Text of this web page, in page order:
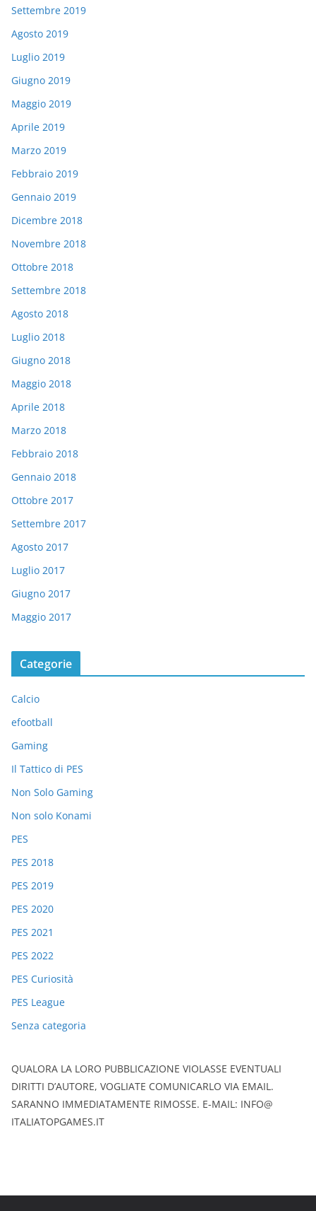
Settembre 2019
Agosto 2019
Luglio 2019
Giugno 2019
Maggio 2019
Aprile 2019
Marzo 2019
Febbraio 2019
Gennaio 2019
Dicembre 2018
Novembre 2018
Ottobre 2018
Settembre 2018
Agosto 2018
Luglio 2018
Giugno 2018
Maggio 2018
Aprile 2018
Marzo 2018
Febbraio 2018
Gennaio 2018
Ottobre 2017
Settembre 2017
Agosto 2017
Luglio 2017
Giugno 2017
Maggio 2017
Categorie
Calcio
efootball
Gaming
Il Tattico di PES
Non Solo Gaming
Non solo Konami
PES
PES 2018
PES 2019
PES 2020
PES 2021
PES 2022
PES Curiosità
PES League
Senza categoria
QUALORA LA LORO PUBBLICAZIONE VIOLASSE EVENTUALI
DIRITTI D’AUTORE, VOGLIATE COMUNICARLO VIA EMAIL.
SARANNO IMMEDIATAMENTE RIMOSSE. E-MAIL: INFO@
ITALIATOPGAMES.IT